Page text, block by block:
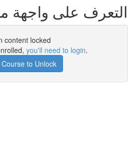
التعرف على واجهة
content locked
you'll need to login.
to Unlock